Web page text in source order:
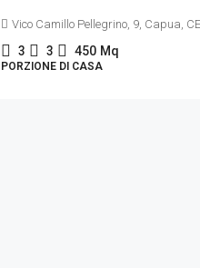
Vico Camillo Pellegrino, 9, Capua,
3 3 450 Mq
PORZIONE DI CASA